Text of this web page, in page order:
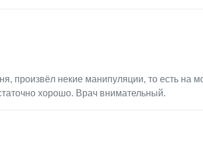
произвёл некие манипуляции, то есть на
хорошо. Врач внимательный.